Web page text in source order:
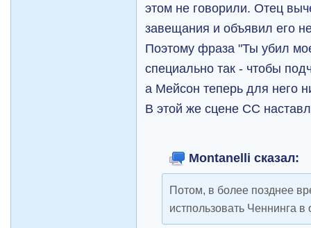
этом не говорили. Отец
завещания и объявил его
Поэтому фраза "Ты убил
специально так - чтобы
а Мейсон теперь для него
В этой же сцене СС
Montanelli сказал:
Потом, в более позднее
истпользовать Ченнинга